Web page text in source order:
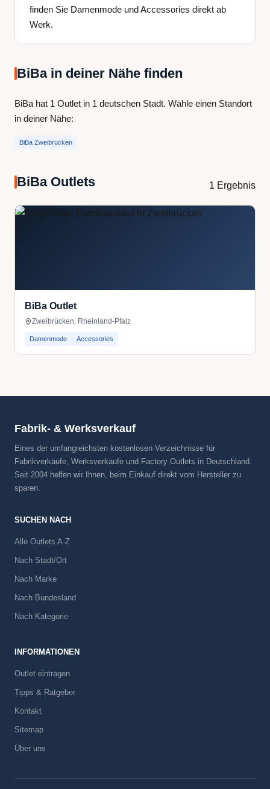
finden Sie Damenmode und Accessories direkt ab
Werk.
BiBa in deiner Nähe finden
BiBa hat 1 Outlet in 1 deutschen Stadt. Wähle einen Standort
in deiner Nähe:
BiBa Zweibrücken
BiBa Outlets 1 Ergebnis
BiBa Outlet
Zweibrücken, Rheinland-Pfalz
Damenmode Accessories
Fabrik- & Werksverkauf
Eines der umfangreichsten kostenlosen Verzeichnisse für
Fabrikverkäufe, Werksverkäufe und Factory Outlets in Deutschland.
Seit 2004 helfen wir Ihnen, beim Einkauf direkt vom Hersteller zu
sparen.
SUCHEN NACH
Alle Outlets A-Z
Nach Stadt/Ort
Nach Marke
Nach Bundesland
Nach Kategorie
INFORMATIONEN
Outlet eintragen
Tipps & Ratgeber
Kontakt
Sitemap
Über uns